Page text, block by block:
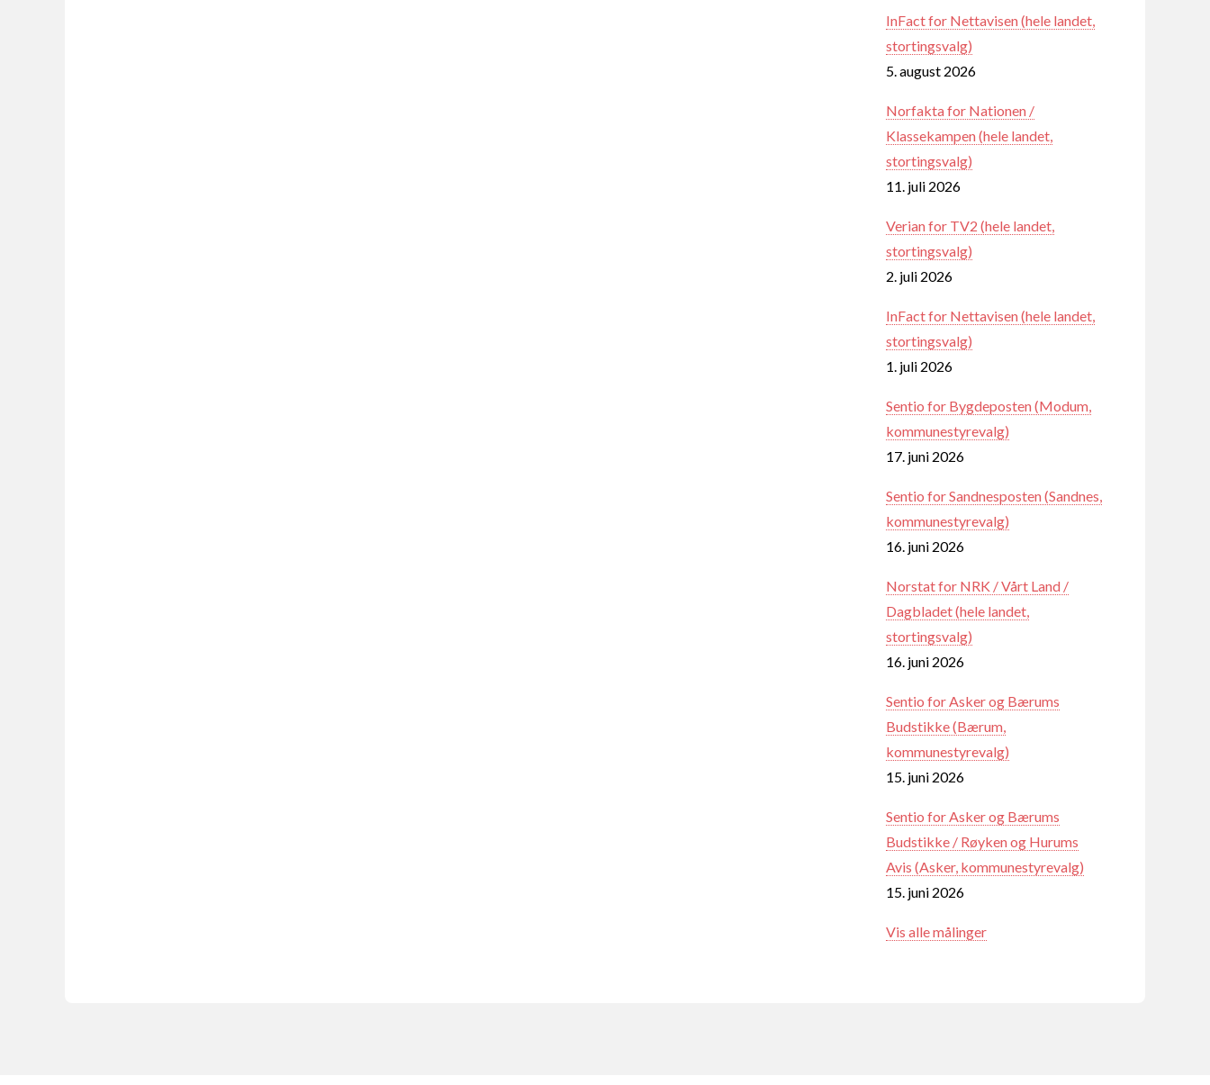
InFact for Nettavisen (hele landet,
stortingsvalg)
5. august 2026
Norfakta for Nationen /
Klassekampen (hele landet,
stortingsvalg)
11. juli 2026
Verian for TV2 (hele landet,
stortingsvalg)
2. juli 2026
InFact for Nettavisen (hele landet,
stortingsvalg)
1. juli 2026
Sentio for Bygdeposten (Modum,
kommunestyrevalg)
17. juni 2026
Sentio for Sandnesposten (Sandnes,
kommunestyrevalg)
16. juni 2026
Norstat for NRK / Vårt Land /
Dagbladet (hele landet,
stortingsvalg)
16. juni 2026
Sentio for Asker og Bærums
Budstikke (Bærum,
kommunestyrevalg)
15. juni 2026
Sentio for Asker og Bærums
Budstikke / Røyken og Hurums
Avis (Asker, kommunestyrevalg)
15. juni 2026
Vis alle målinger